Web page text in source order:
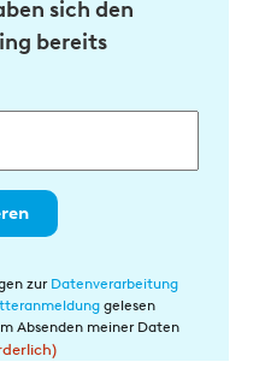
sich den
bereits
zur Datenverarbeitung
gelesen
Absenden meiner Daten